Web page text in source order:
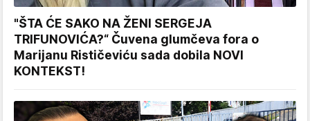
"ŠTA ĆE SAKO NA ŽENI SERGEJA
TRIFUNOVIĆA?“ Čuvena glumčeva fora o
Marijanu Rističeviću sada dobila NOVI
KONTEKST!